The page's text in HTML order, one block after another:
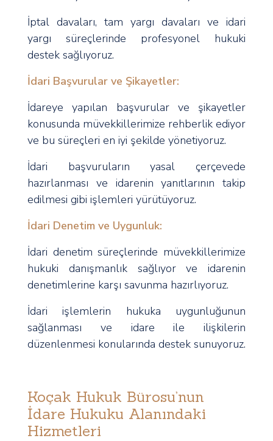
İptal davaları, tam yargı davaları ve idari
yargı süreçlerinde profesyonel hukuki
destek sağlıyoruz.
İdari Başvurular ve Şikayetler:
İdareye yapılan başvurular ve şikayetler
konusunda müvekkillerimize rehberlik ediyor
ve bu süreçleri en iyi şekilde yönetiyoruz.
İdari başvuruların yasal çerçevede
hazırlanması ve idarenin yanıtlarının takip
edilmesi gibi işlemleri yürütüyoruz.
İdari Denetim ve Uygunluk:
İdari denetim süreçlerinde müvekkillerimize
hukuki danışmanlık sağlıyor ve idarenin
denetimlerine karşı savunma hazırlıyoruz.
İdari işlemlerin hukuka uygunluğunun
sağlanması ve idare ile ilişkilerin
düzenlenmesi konularında destek sunuyoruz.
Koçak Hukuk Bürosu’nun
İdare Hukuku Alanındaki
Hizmetleri